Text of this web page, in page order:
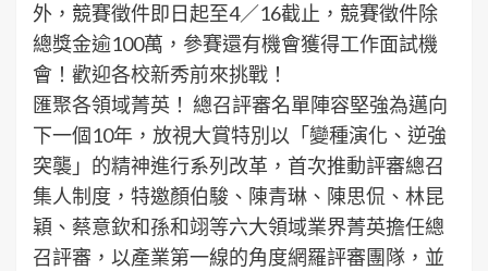
外，競賽徵件即日起至4／16截止，競賽徵件除
總獎金逾100萬，參賽還有機會獲得工作面試機
會！歡迎各校新秀前來挑戰！
匯聚各領域菁英！ 總召評審名單陣容堅強為邁向
下一個10年，放視大賞特別以「變種演化、逆強
突襲」的精神進行系列改革，首次推動評審總召
集人制度，特邀顏伯駿、陳青琳、陳思侃、林昆
穎、蔡意欽和孫和翊等六大領域業界菁英擔任總
召評審，以產業第一線的角度網羅評審團隊，並